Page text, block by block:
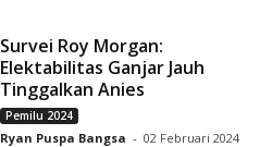
Survei Roy Morgan:
Elektabilitas Ganjar Jauh
Tinggalkan Anies
Pemilu 2024
Ryan Puspa Bangsa - 02 Februari 2024